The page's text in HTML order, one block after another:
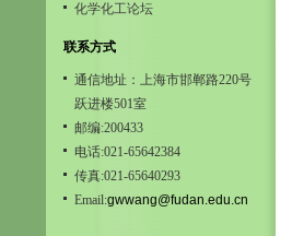
化学化工论坛
联系方式
通信地址：上海市邯郸路220号
跃进楼501室
邮编:200433
电话:021-65642384
传真:021-65640293
Email:gwwang@fudan.edu.cn